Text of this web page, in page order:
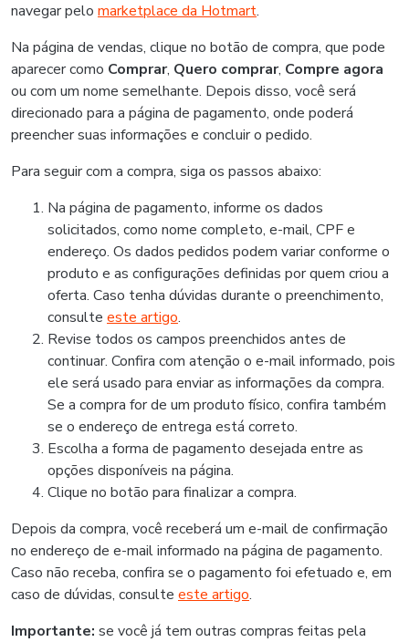
navegar pelo marketplace da Hotmart.
Na página de vendas, clique no botão de compra, que pode
aparecer como Comprar, Quero comprar, Compre agora
ou com um nome semelhante. Depois disso, você será
direcionado para a página de pagamento, onde poderá
preencher suas informações e concluir o pedido.
Para seguir com a compra, siga os passos abaixo:
Na página de pagamento, informe os dados
solicitados, como nome completo, e-mail, CPF e
endereço. Os dados pedidos podem variar conforme o
produto e as configurações definidas por quem criou a
oferta. Caso tenha dúvidas durante o preenchimento,
consulte este artigo.
Revise todos os campos preenchidos antes de
continuar. Confira com atenção o e-mail informado, pois
ele será usado para enviar as informações da compra.
Se a compra for de um produto físico, confira também
se o endereço de entrega está correto.
Escolha a forma de pagamento desejada entre as
opções disponíveis na página.
Clique no botão para finalizar a compra.
Depois da compra, você receberá um e-mail de confirmação
no endereço de e-mail informado na página de pagamento.
Caso não receba, confira se o pagamento foi efetuado e, em
caso de dúvidas, consulte este artigo.
Importante: se você já tem outras compras feitas pela